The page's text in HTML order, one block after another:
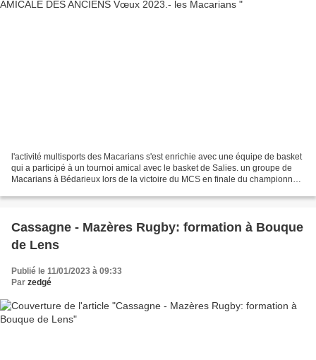
l'activité multisports des Macarians s'est enrichie avec une équipe de basket
qui a participé à un tournoi amical avec le basket de Salies. un groupe de
Macarians à Bédarieux lors de la victoire du MCS en finale du championnat
Cassagne - Mazères Rugby: formation à Bouque
de Lens
Publié le 11/01/2023 à 09:33
Par zedgé